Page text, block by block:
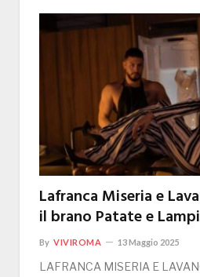
Lafranca Miseria e
il brano Patate e
By VIVIROMA 13 Maggio 2025
LAFRANCA MISERIA E